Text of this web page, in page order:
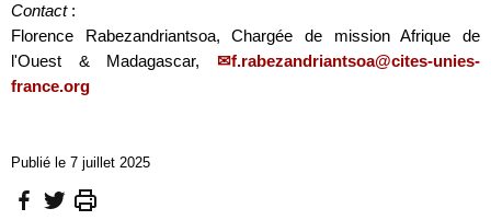
Contact:
Florence Rabezandriantsoa, Chargée de mission Afrique de
l'Ouest & Madagascar,
f.rabezandriantsoa@cites-unies-
france.org
Publié le 7 juillet 2025